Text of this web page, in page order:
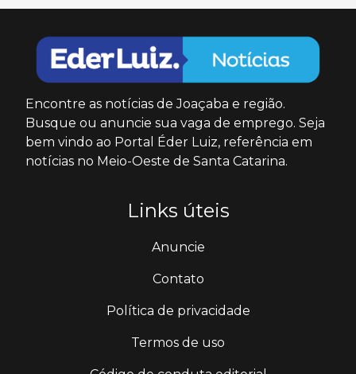
Encontre as notícias de Joaçaba e região.
Busque ou anuncie sua vaga de emprego. Seja
bem vindo ao Portal Éder Luiz, referência em
notícias no Meio-Oeste de Santa Catarina.
Links úteis
Anuncie
Contato
Política de privacidade
Termos de uso